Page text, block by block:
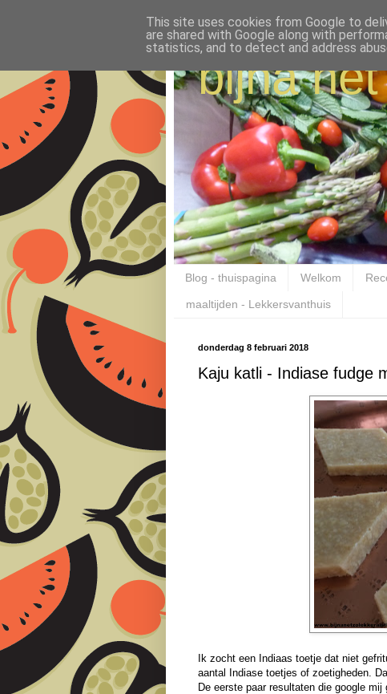
bijna
Blog - thuispagina Welkom
maaltijden - Lekkersvanthuis
donderdag 8 februari 2018
Kaju katli - Indiase fudge
Ik zocht een Indiaas toetje dat niet
aantal Indiase toetjes of zoetigheden.
De eerste paar resultaten die google
This site uses cookies from Google to
are shared with Google along with
statistics, and to detect and address